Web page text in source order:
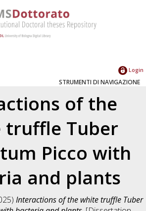
Login
STRUMENTI DI NAVIGAZIONE
of the
truffle Tuber
Picco with
and plants
Interactions of the white truffle Tuber